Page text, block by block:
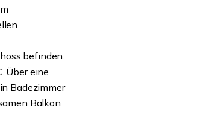
befinden.
Über eine
Badezimmer
Balkon